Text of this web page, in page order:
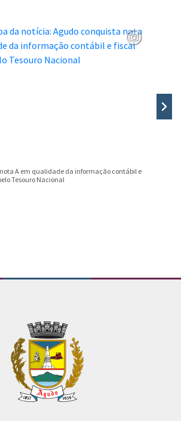
A em qualidade da informação contábil e
Tesouro Nacional